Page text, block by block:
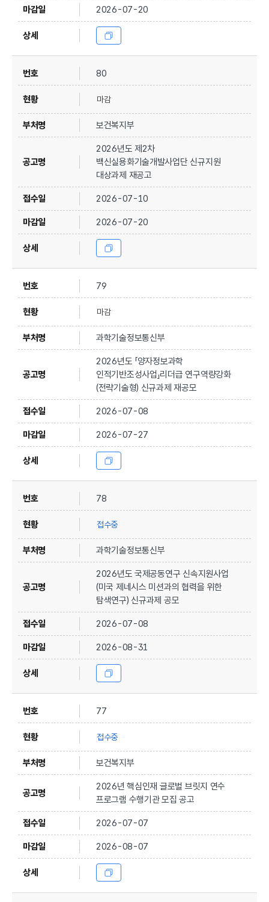
2026-07-20
80
마감
보건복지부
2026년도 제2차
백신실용화기술개발사업단 신규지원
대상과제 재공고
2026-07-10
2026-07-20
79
마감
과학기술정보통신부
2026년도 「양자정보과학
인적기반조성사업」리더급 연구역량강화
(전략기술형) 신규과제 재공모
2026-07-08
2026-07-27
78
접수중
과학기술정보통신부
2026년도 국제공동연구 신속지원사업
(미국 제네시스 미션과의 협력을 위한
탐색연구) 신규과제 공모
2026-07-08
2026-08-31
77
접수중
보건복지부
2026년 핵심인재 글로벌 브릿지 연수
프로그램 수행기관 모집 공고
2026-07-07
2026-08-07